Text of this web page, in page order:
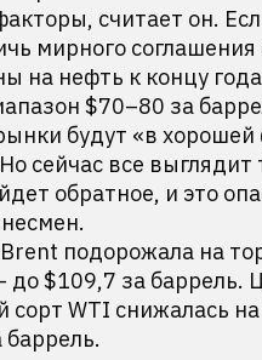
считает он.
мирного соглашения
на нефть к концу года
$70–80 за
будут «в
сейчас все выглядит
обратное, и это
подорожала на
до $109,7 за баррель.
сорт WTI снижалась